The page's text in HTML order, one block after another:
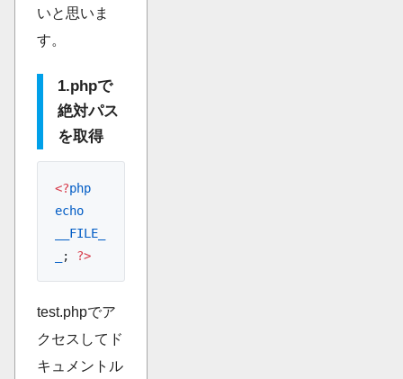
いと思いま
す。
1.phpで
絶対パス
を取得
<?php
echo
__FILE_
; ?>
test.phpでア
クセスしてド
キュメントル